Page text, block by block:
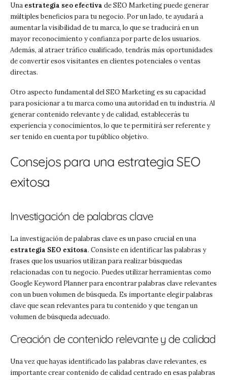
Una estrategia seo efectiva de SEO Marketing puede generar
múltiples beneficios para tu negocio. Por un lado, te ayudará a
aumentar la visibilidad de tu marca, lo que se traducirá en un
mayor reconocimiento y confianza por parte de los usuarios.
Además, al atraer tráfico cualificado, tendrás más oportunidades
de convertir esos visitantes en clientes potenciales o ventas
directas.
Otro aspecto fundamental del SEO Marketing es su capacidad
para posicionar a tu marca como una autoridad en tu industria. Al
generar contenido relevante y de calidad, establecerás tu
experiencia y conocimientos, lo que te permitirá ser referente y
ser tenido en cuenta por tu público objetivo.
Consejos para una estrategia SEO
exitosa
Investigación de palabras clave
La investigación de palabras clave es un paso crucial en una
estrategia SEO exitosa. Consiste en identificar las palabras y
frases que los usuarios utilizan para realizar búsquedas
relacionadas con tu negocio. Puedes utilizar herramientas como
Google Keyword Planner para encontrar palabras clave relevantes
con un buen volumen de búsqueda. Es importante elegir palabras
clave que sean relevantes para tu contenido y que tengan un
volumen de búsqueda adecuado.
Creación de contenido relevante y de calidad
Una vez que hayas identificado las palabras clave relevantes, es
importante crear contenido de calidad centrado en esas palabras